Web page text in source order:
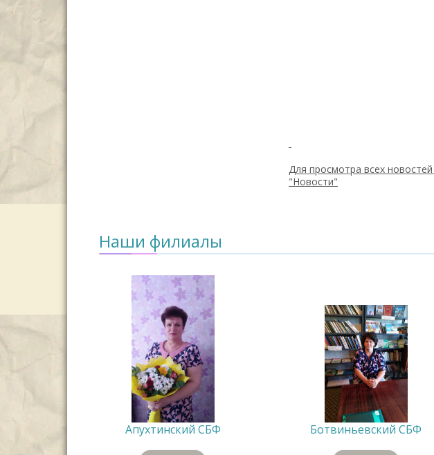
Для просмотра всех
"Новости"
Наши филиалы
Апухтинский СБФ Ботвиньевский СБФ